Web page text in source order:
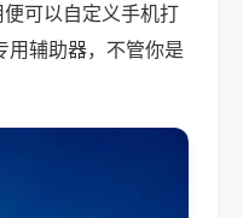
可以自定义手机打
用辅助器，不管你是